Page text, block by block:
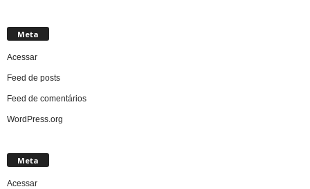
Meta
Acessar
Feed de posts
Feed de comentários
WordPress.org
Meta
Acessar